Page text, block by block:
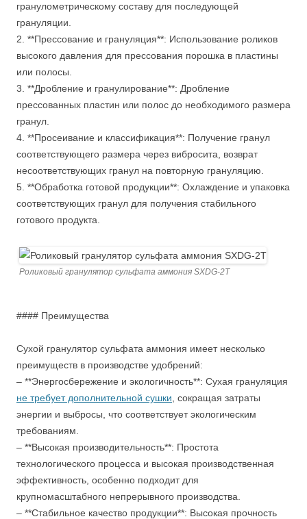
гранулометрическому составу для последующей
грануляции.
2. **Прессование и грануляция**: Использование роликов
высокого давления для прессования порошка в пластины
или полосы.
3. **Дробление и гранулирование**: Дробление
прессованных пластин или полос до необходимого размера
гранул.
4. **Просеивание и классификация**: Получение гранул
соответствующего размера через вибросита, возврат
несоответствующих гранул на повторную грануляцию.
5. **Обработка готовой продукции**: Охлаждение и упаковка
соответствующих гранул для получения стабильного
готового продукта.
Роликовый гранулятор сульфата аммония SXDG-2T
#### Преимущества
Сухой гранулятор сульфата аммония имеет несколько
преимуществ в производстве удобрений:
– **Энергосбережение и экологичность**: Сухая грануляция
не требует дополнительной сушки , сокращая затраты
энергии и выбросы, что соответствует экологическим
требованиям.
– **Высокая производительность**: Простота
технологического процесса и высокая производственная
эффективность, особенно подходит для
крупномасштабного непрерывного производства.
– **Стабильное качество продукции**: Высокая прочность